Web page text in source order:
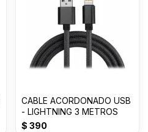
CABLE ACORDONADO USB
- LIGHTNING 3 METROS
$ 390